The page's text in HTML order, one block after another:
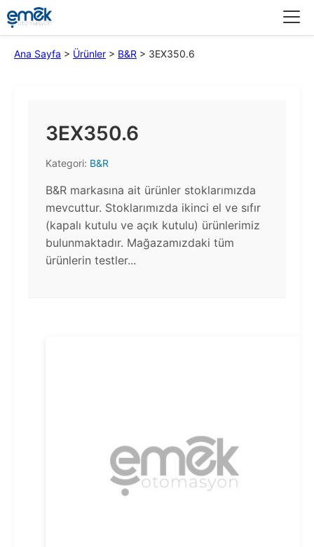
Ana Sayfa > Ürünler > B&R > 3EX350.6
3EX350.6
Kategori: B&R
B&R markasına ait ürünler stoklarımızda
mevcuttur. Stoklarımızda ikinci el ve sıfır
(kapalı kutulu ve açık kutulu) ürünlerimiz
bulunmaktadır.​ Mağazamızdaki tüm
ürünlerin testler...